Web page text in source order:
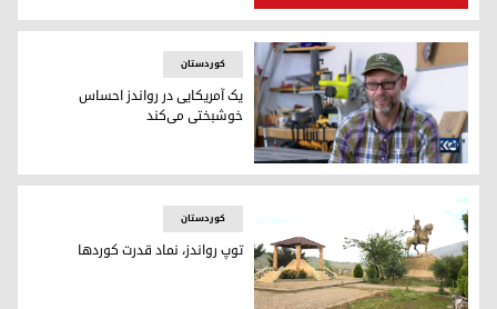
از نفت تا طبیعت؛ استراتژی ۱۳ میلیارد دلاری اقلیم کوردستان برای تسخیر بازارهای جهانی گردشگری
اندرو بیلی
کوردستان
یک آمریکایی در رواندز احساس
خوشبختی می‌کند
کوردستان
توپ رواندز، نماد قدرت کوردها